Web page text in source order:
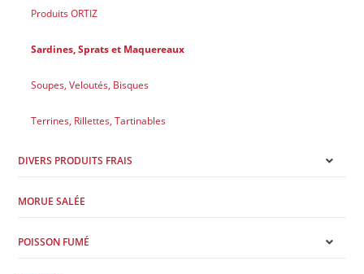
Produits ORTIZ
Sardines, Sprats et Maquereaux
Soupes, Veloutés, Bisques
Terrines, Rillettes, Tartinables
DIVERS PRODUITS FRAIS
MORUE SALÉE
POISSON FUMÉ